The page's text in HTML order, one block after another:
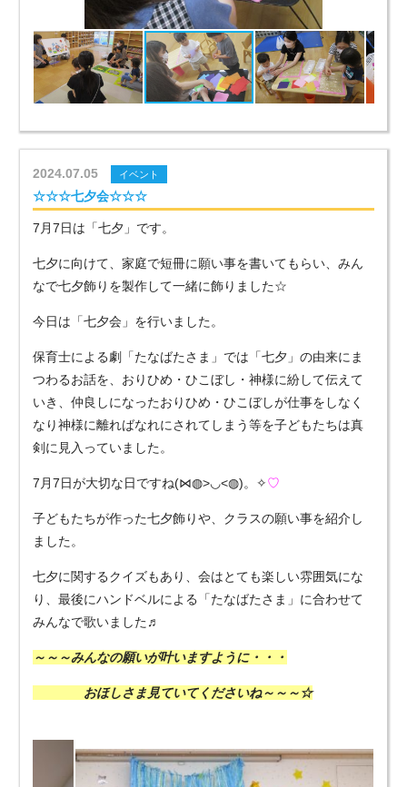
2024.07.05 イベント
☆☆☆七夕会☆☆☆
7月7日は「七夕」です。
七夕に向けて、家庭で短冊に願い事を書いてもらい、みん
なで七夕飾りを製作して一緒に飾りました☆
今日は「七夕会」を行いました。
保育士による劇「たなばたさま」では「七夕」の由来にま
つわるお話を、おりひめ・ひこぼし・神様に紛して伝えて
いき、仲良しになったおりひめ・ひこぼしが仕事をしなく
なり神様に離ればなれにされてしまう等を子どもたちは真
剣に見入っていました。
7月7日が大切な日ですね(⋈◍>◡<◍)。✧♡
子どもたちが作った七夕飾りや、クラスの願い事を紹介し
ました。
七夕に関するクイズもあり、会はとても楽しい雰囲気にな
り、最後にハンドベルによる「たなばたさま」に合わせて
みんなで歌いました♬
～～～みんなの願いが叶いますように・・・
おほしさま見ていてくださいね～～～☆